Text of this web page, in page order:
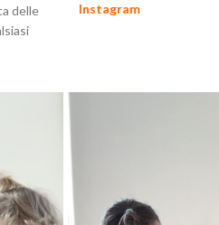
delle
Instagram